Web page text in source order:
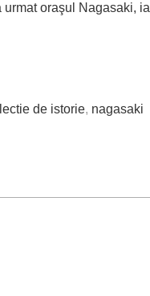
oraşul Nagasaki,
lectie de istorie, nagasaki